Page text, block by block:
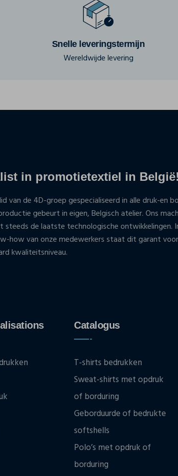
Snelle leveringstermijn
Wereldwijde levering
in promotietextiel in België!
van de 4D-groep gespecialiseerd in alle druk-en
gebeurt in eigen, Belgisch atelier. Ons
steeds de laatste technologische ontwikkelingen.
how van onze medewerkers staat dit garant
kwaliteitsniveau.
Catalogus
T-shirts bedrukken
Sweat-shirts met opdruk
of borduring
Geborduurde of bedrukte
softshells
Polo’s met opdruk of
borduring